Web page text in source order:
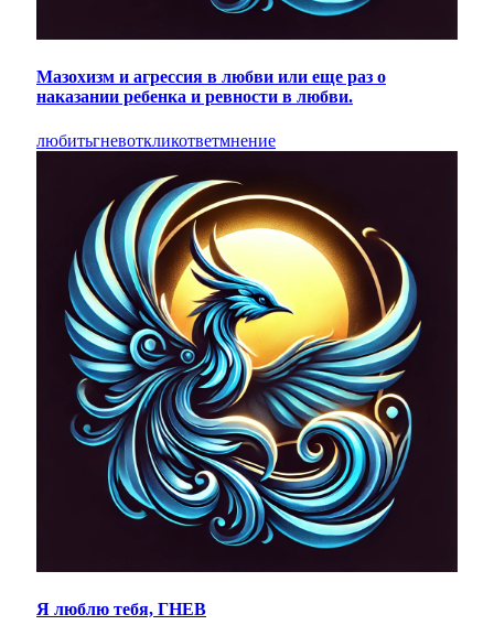
Мазохизм и агрессия в любви или еще раз о
наказании ребенка и ревности в любви.
любитьгневоткликответмнение
Я люблю тебя, ГНЕВ